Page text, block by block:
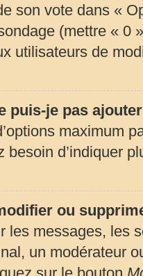
son vote dans «
(mettre « 0
utilisateurs de
puis-je pas
maximum
besoin d’indiquer
ou
les messages, les
un modérateur
sur le bouton